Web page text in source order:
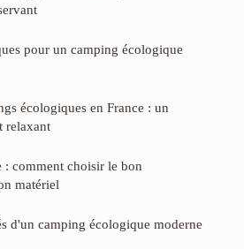
pour un camping écologique
écologiques en France : un
relaxant
comment choisir le bon
matériel
d'un camping écologique moderne